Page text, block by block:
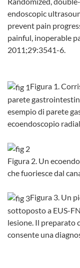
endoscopic
prevent pain
painful, inoperable
2011;29:3541-6.
Figura 1.
parete
esempio di parete
ecoendoscopio
Figura 2. Un
che fuoriesce dal
Figura 3. Un
sottoposto a EUS-
lesione. Il preparato
consente una